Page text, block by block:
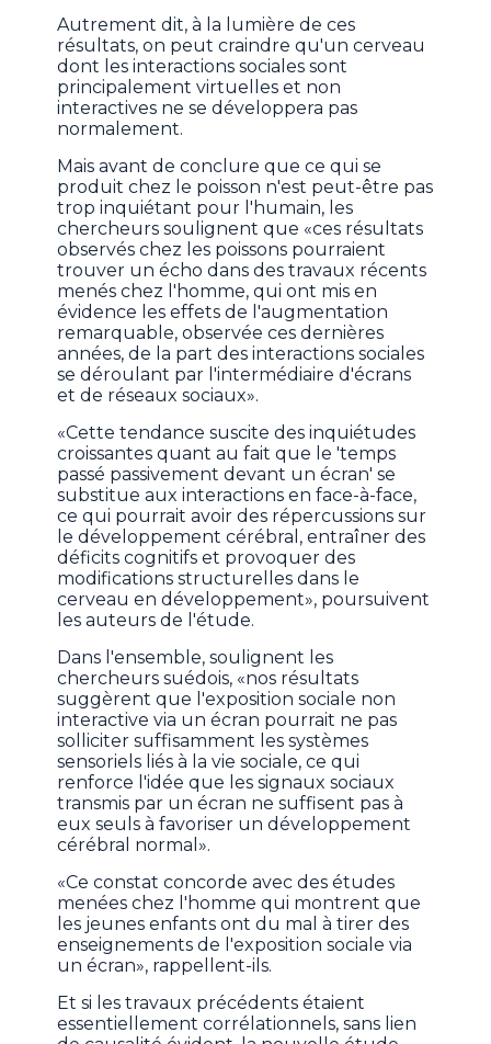
Autrement dit, à la lumière de ces
résultats, on peut craindre qu'un cerveau
dont les interactions sociales sont
principalement virtuelles et non
interactives ne se développera pas
normalement.
Mais avant de conclure que ce qui se
produit chez le poisson n'est peut-être pas
trop inquiétant pour l'humain, les
chercheurs soulignent que «ces résultats
observés chez les poissons pourraient
trouver un écho dans des travaux récents
menés chez l'homme, qui ont mis en
évidence les effets de l'augmentation
remarquable, observée ces dernières
années, de la part des interactions sociales
se déroulant par l'intermédiaire d'écrans
et de réseaux sociaux».
«Cette tendance suscite des inquiétudes
croissantes quant au fait que le 'temps
passé passivement devant un écran' se
substitue aux interactions en face-à-face,
ce qui pourrait avoir des répercussions sur
le développement cérébral, entraîner des
déficits cognitifs et provoquer des
modifications structurelles dans le
cerveau en développement», poursuivent
les auteurs de l'étude.
Dans l'ensemble, soulignent les
chercheurs suédois, «nos résultats
suggèrent que l'exposition sociale non
interactive via un écran pourrait ne pas
solliciter suffisamment les systèmes
sensoriels liés à la vie sociale, ce qui
renforce l'idée que les signaux sociaux
transmis par un écran ne suffisent pas à
eux seuls à favoriser un développement
cérébral normal».
«Ce constat concorde avec des études
menées chez l'homme qui montrent que
les jeunes enfants ont du mal à tirer des
enseignements de l'exposition sociale via
un écran», rappellent-ils.
Et si les travaux précédents étaient
essentiellement corrélationnels, sans lien